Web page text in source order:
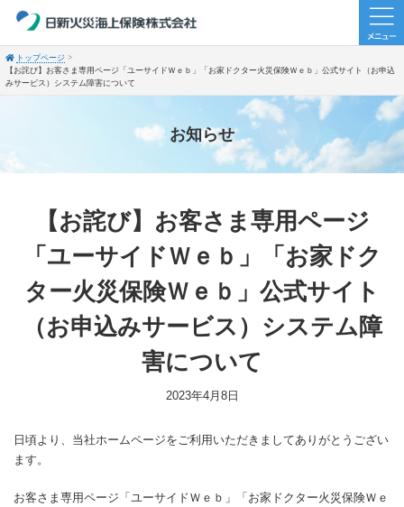
トップページ
【お詫び】お客さま専用ページ「ユーサイドＷｅｂ」「お家ドクター火災保険Ｗｅｂ」公式サイト（お申込
みサービス）システム障害について
お知らせ
【お詫び】お客さま専用ページ
「ユーサイドＷｅｂ」「お家ドク
ター火災保険Ｗｅｂ」公式サイト
（お申込みサービス）システム障
害について
2023年4月8日
日頃より、当社ホームページをご利用いただきましてありがとうござい
ます。
お客さま専用ページ「ユーサイドＷｅｂ」「お家ドクター火災保険Ｗｅ